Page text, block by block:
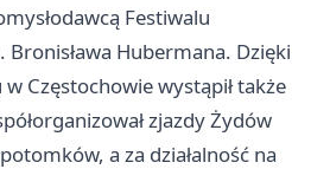
Festiwalu
Hubermana. Dzięki
Częstochowie wystąpił także
zjazdy Żydów
a za działalność na